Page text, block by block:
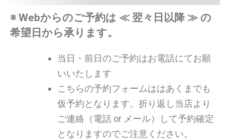
※ Webからのご予約は ≪ 翌々日以降 ≫ の
希望日から承ります。
当日・前日のご予約はお電話にてお願
いいたします
こちらの予約フォームははあくまでも
仮予約となります。折り返し当店より
ご連絡（電話 or メール）して予約確定
となりますのでご注意ください。